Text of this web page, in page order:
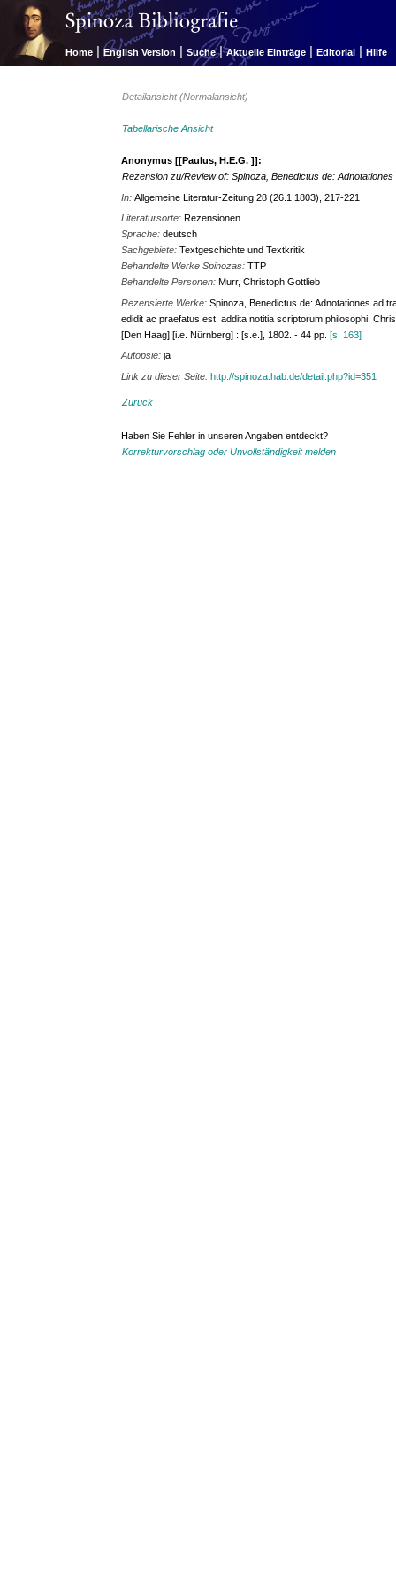
Home | English Version | Suche | Aktuelle Einträge | Editorial | Hilfe
Detailansicht (Normalansicht)
Tabellarische Ansicht
Anonymus [[Paulus, H.E.G. ]]:
Rezension zu/Review of: Spinoza, Benedictus de:
In:Allgemeine Literatur-Zeitung 28 (26.1.1803), 217-221
Literatursorte:Rezensionen
Sprache:deutsch
Sachgebiete:Textgeschichte und Textkritik
Behandelte Werke Spinozas:TTP
Behandelte Personen:Murr, Christoph Gottlieb
Rezensierte Werke:Spinoza, Benedictus de: Adnotationes ad
edidit ac praefatus est, addita notitia scriptorum philosophi,
[Den Haag] [i.e. Nürnberg] : [s.e.], 1802. - 44 pp.[s. 163]
Autopsie:ja
Link zu dieser Seite:http://spinoza.hab.de/detail.php?id=351
Zurück
Haben Sie Fehler in unseren Angaben entdeckt?
Korrekturvorschlag oder Unvollständigkeit melden